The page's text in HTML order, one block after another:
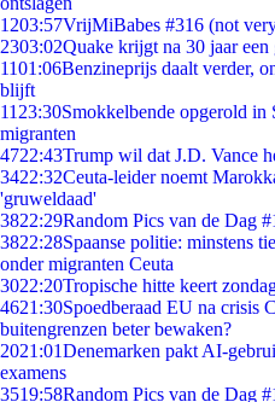
1203:57VrijMiBabes #316 (not
2303:02Quake krijgt na 30 jaar
1101:06Benzineprijs daalt verder,
blijft
11 23:30Smokkelbende opgerold in
migranten
4722:43Trump wil dat J.D. Vance
3422:32Ceuta-leider noemt
'gruweldaad'
3822:29Random Pics van de Dag
3822:28Spaanse politie: minstens
onder migranten Ceuta
3022:20Tropische hitte keert
4621:30Spoedberaad EU na crisis
buitengrenzen beter bewaken?
2021:01Denemarken pakt AI-
examens
3519:58Random Pics van de Dag